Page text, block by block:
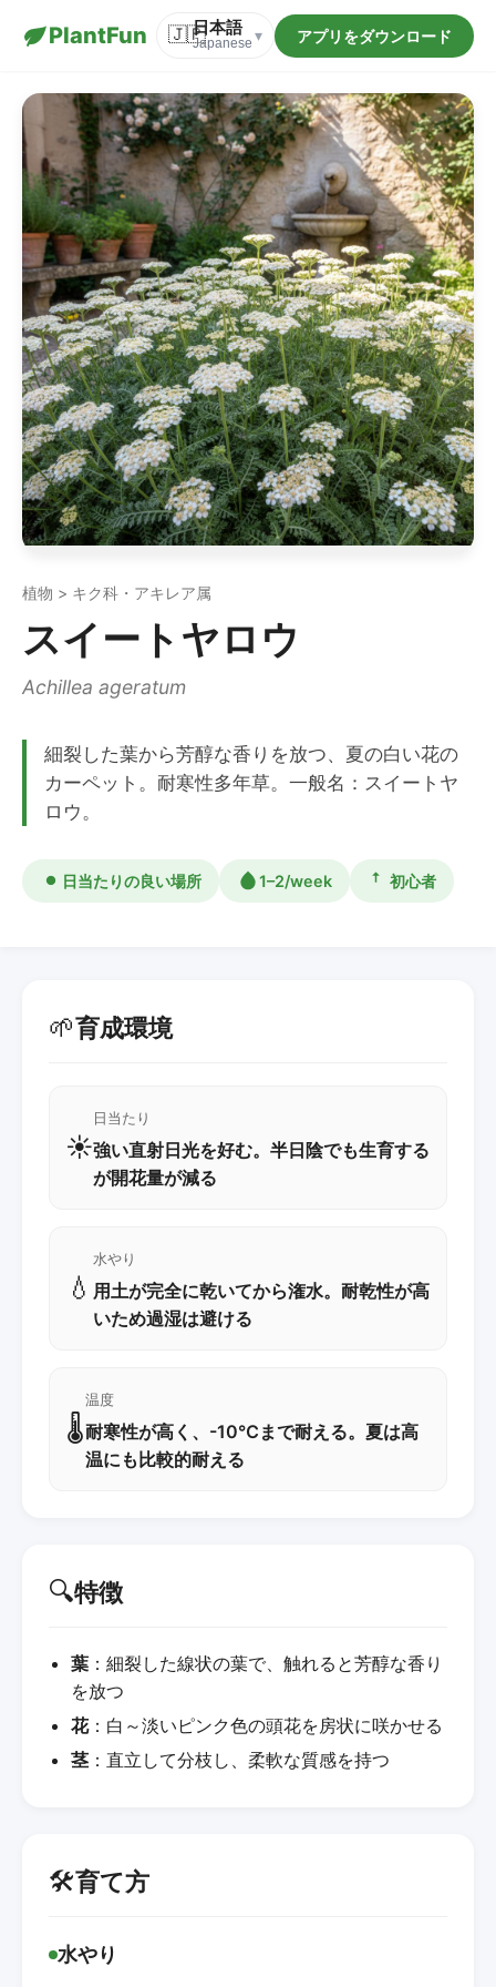
PlantFun 🇯🇵日本語
Japanese ▾ アプリをダウンロード
植物 > キク科・アキレア属
スイートヤロウ
Achillea ageratum
細裂した葉から芳醇な香りを放つ、夏の白い花の
カーペット。耐寒性多年草。一般名：スイートヤ
ロウ。
日当たりの良い場所 1–2/week 初心者
🌱育成環境
☀️
日当たり
強い直射日光を好む。半日陰でも生育する
が開花量が減る
💧
水やり
用土が完全に乾いてから潅水。耐乾性が高
いため過湿は避ける
🌡️
温度
耐寒性が高く、-10℃まで耐える。夏は高
温にも比較的耐える
🔍特徴
葉 ：細裂した線状の葉で、触れると芳醇な香り
を放つ
花：白～淡いピンク色の頭花を房状に咲かせる
茎 ：直立して分枝し、柔軟な質感を持つ
🛠️育て方
水やり